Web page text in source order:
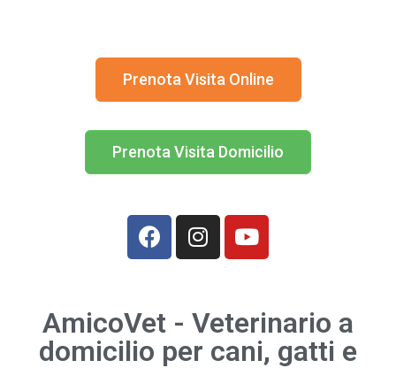
Prenota Visita Online
Prenota Visita Domicilio
AmicoVet - Veterinario a
domicilio per cani, gatti e